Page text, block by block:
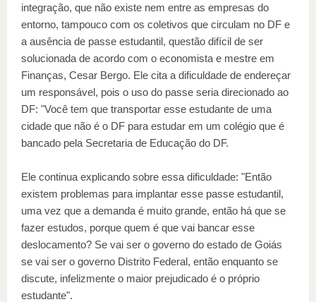
integração, que não existe nem entre as empresas do
entorno, tampouco com os coletivos que circulam no DF e
a ausência de passe estudantil, questão difícil de ser
solucionada de acordo com o economista e mestre em
Finanças, Cesar Bergo. Ele cita a dificuldade de endereçar
um responsável, pois o uso do passe seria direcionado ao
DF: "Você tem que transportar esse estudante de uma
cidade que não é o DF para estudar em um colégio que é
bancado pela Secretaria de Educação do DF.
Ele continua explicando sobre essa dificuldade: "Então
existem problemas para implantar esse passe estudantil,
uma vez que a demanda é muito grande, então há que se
fazer estudos, porque quem é que vai bancar esse
deslocamento? Se vai ser o governo do estado de Goiás
se vai ser o governo Distrito Federal, então enquanto se
discute, infelizmente o maior prejudicado é o próprio
estudante".